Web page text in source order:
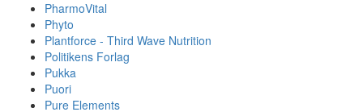
PharmoVital
Phyto
Plantforce - Third Wave Nutrition
Politikens Forlag
Pukka
Puori
Pure Elements